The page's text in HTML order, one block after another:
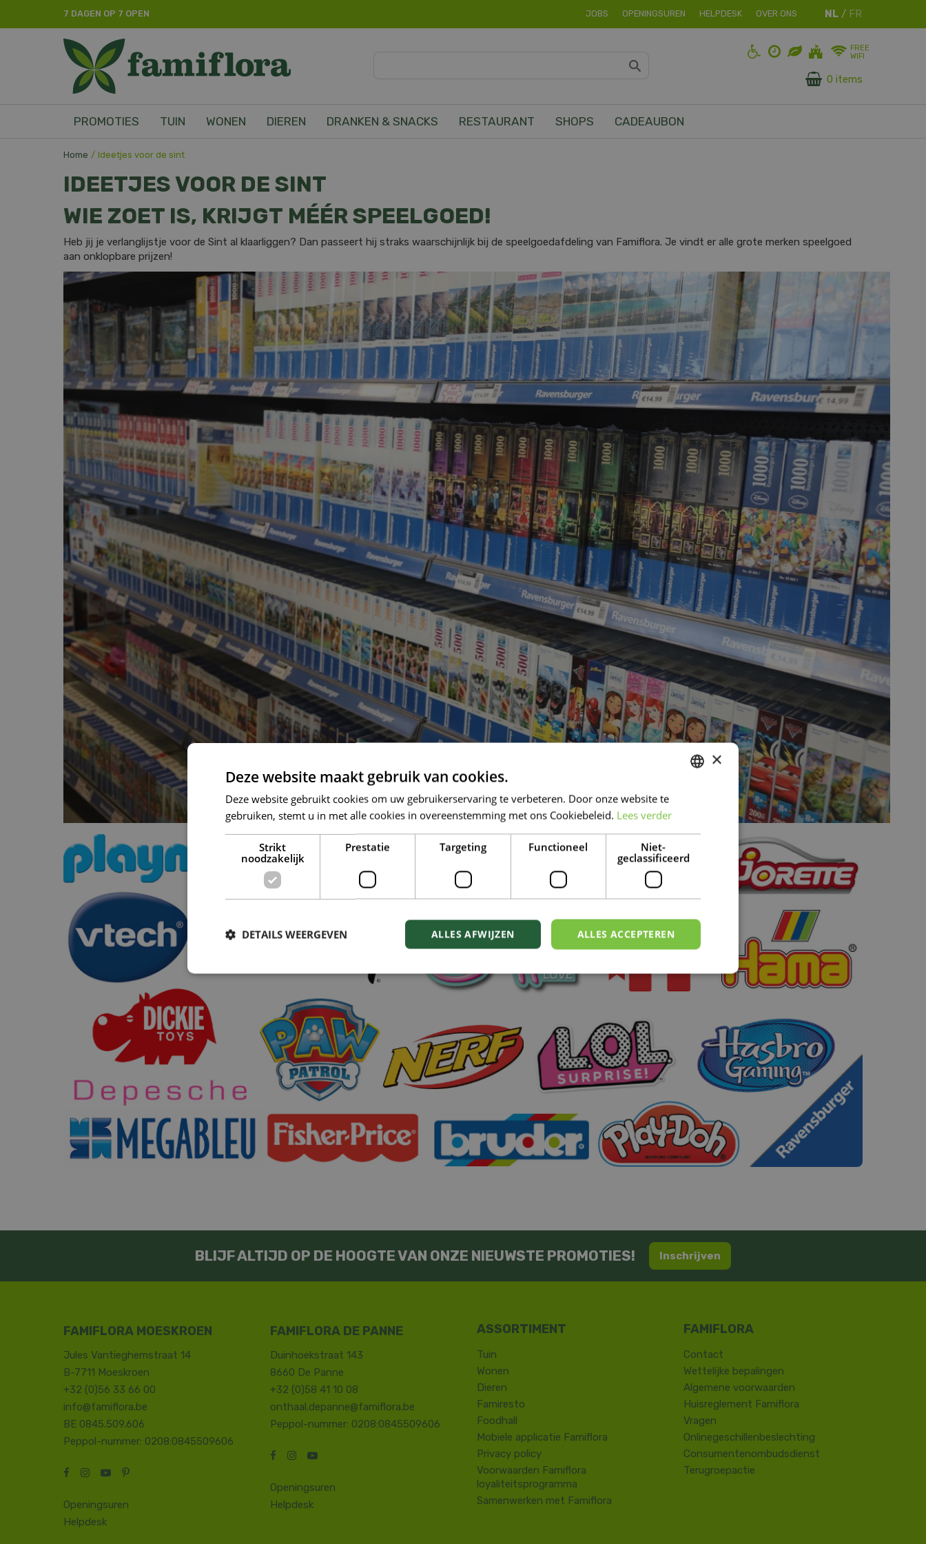
Home Ideetjes voor de sint
7 DAGEN OP 7 OPEN JOBS OPENINGSUREN HELPDESK OVER ONS
FREE
WIFI
0 items
PROMOTIES TUIN WONEN DIEREN DRANKEN & SNACKS RESTAURANT SHOPS CADEAUBON
IDEETJES VOOR DE SINT
WIE ZOET IS, KRIJGT MÉÉR SPEELGOED!
Heb jij je verlanglijstje voor de Sint al klaarliggen? Dan passeert hij straks waarschijnlijk bij de speelgoedafdeling van Famiflora. Je vindt er alle grote merken speelgoed
aan onklopbare prijzen!
BLIJF ALTIJD OP DE HOOGTE VAN ONZE NIEUWSTE PROMOTIES! Inschrijven
FAMIFLORA MOESKROEN
Jules Vantieghemstraat 14
B-7711 Moeskroen
+32 (0)56 33 66 00
info@famiflora.be
BE 0845.509.606
Peppol-nummer: 0208:0845509606
Openingsuren
Helpdesk
FAMIFLORA DE PANNE
Duinhoekstraat 143
8660 De Panne
+32 (0)58 41 10 08
onthaal.depanne@famiflora.be
Peppol-nummer: 0208:0845509606
Openingsuren
Helpdesk
Tuin
Wonen
Dieren
Famiresto
Foodhall
Mobiele applicatie Famiflora
Privacy policy
Voorwaarden Famiflora
loyaliteitsprogramma
Samenwerken met Famiflora
Contact
​Wettelijke bepalingen
Algemene voorwaarden
Huisreglement Famiflora
Vragen
Onlinegeschillenbeslechting
Consumentenombudsdienst
Terugroepactie
×
Deze website maakt gebruik van cookies.
Deze website gebruikt cookies om uw gebruikerservaring te verbeteren. Door onze website te
gebruiken, stemt u in met alle cookies in overeenstemming met ons Cookiebeleid. Lees verder
Strikt
noodzakelijk
Prestatie Targeting Functioneel
Niet-
geclassificeerd
ALLES ACCEPTEREN
ALLES AFWIJZEN
DETAILS WEERGEVEN